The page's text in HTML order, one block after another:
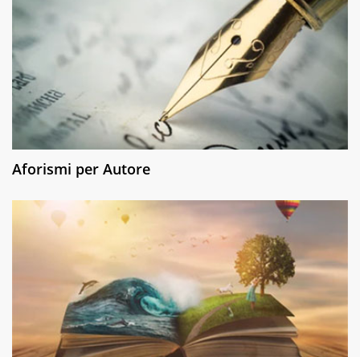
Aforismi per Autore